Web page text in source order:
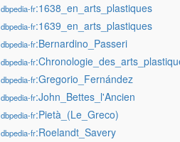
dbpedia-fr:1638_en_arts_plastiques
dbpedia-fr:1639_en_arts_plastiques
dbpedia-fr:Bernardino_Passeri
dbpedia-fr
dbpedia-fr:Gregorio_Fernández
dbpedia-fr:John_Bettes_l'Ancien
dbpedia-fr:Pietà_(Le_Greco)
dbpedia-fr:Roelandt_Savery